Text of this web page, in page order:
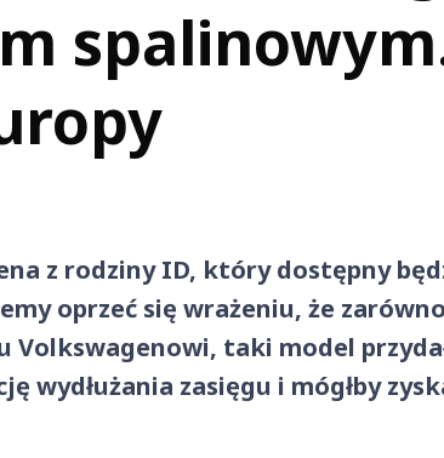
z rodziny ID, który dostępny
oprzeć się wrażeniu, że zarówno
Volkswagenowi, taki model
wydłużania zasięgu i mógłby